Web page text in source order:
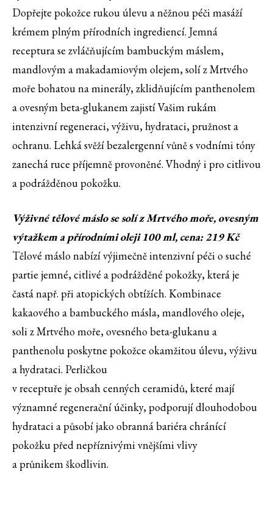
Dopřejte pokožce rukou úlevu a něžnou péči masáží
krémem plným přírodních ingrediencí. Jemná
receptura se zvláčňujícím bambuckým máslem,
mandlovým a makadamiovým olejem, solí z Mrtvého
moře bohatou na minerály, zklidňujícím panthenolem
a ovesným beta-glukanem zajistí Vašim rukám
intenzivní regeneraci, výživu, hydrataci, pružnost a
ochranu. Lehká svěží bezalergenní vůně s vodními tóny
zanechá ruce příjemně provoněné. Vhodný i pro citlivou
a podrážděnou pokožku.
Výživné tělové máslo se solí z Mrtvého moře, ovesným
výtažkem a přírodními oleji 100 ml, cena: 219 Kč
Tělové máslo nabízí výjimečně intenzivní péči o suché
partie jemné, citlivé a podrážděné pokožky, která je
častá např. při atopických obtížích. Kombinace
kakaového a bambuckého másla, mandlového oleje,
soli z Mrtvého moře, ovesného beta-glukanu a
panthenolu poskytne pokožce okamžitou úlevu, výživu
a hydrataci. Perličkou
v receptuře je obsah cenných ceramidů, které mají
významné regenerační účinky, podporují dlouhodobou
hydrataci a působí jako obranná bariéra chránící
pokožku před nepříznivými vnějšími vlivy
a průnikem škodlivin.